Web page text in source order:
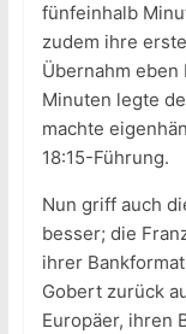
fünfeinhalb
zudem ihre
Übernahm eben
Minuten legte
machte
18:15-Führung.
Nun griff auch
besser; die
ihrer
Gobert zurück
Europäer, ihren